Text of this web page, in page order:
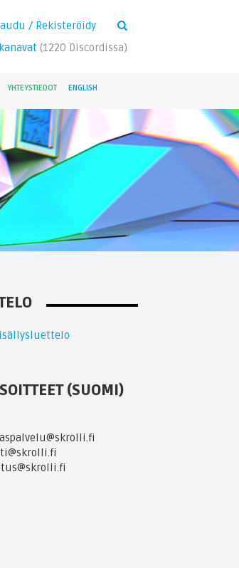
/ Rekisteröidy
(1220 Discordissa)
YHTEYSTIEDOT ENGLISH
(SUOMI)